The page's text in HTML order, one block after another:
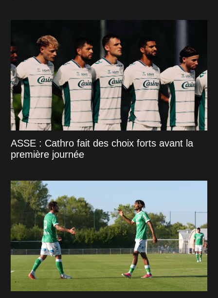
ASSE : Cathro fait des choix forts avant la
première journée